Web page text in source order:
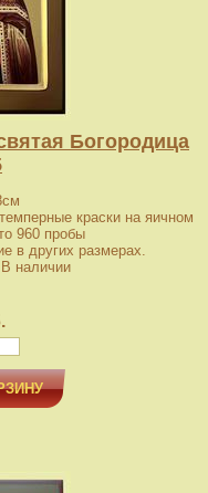
Богородица
краски на яичном
960 пробы
в других размерах.
наличии